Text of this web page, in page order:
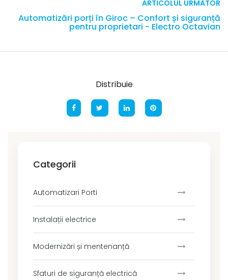
ARTICOLUL URMĂTOR
Automatizări porți în Giroc – Confort și siguranță
pentru proprietari - Electro Octavian
Distribuie
Categorii
Automatizari Porti
Instalații electrice
Modernizări și mentenanță
Sfaturi de siguranță electrică